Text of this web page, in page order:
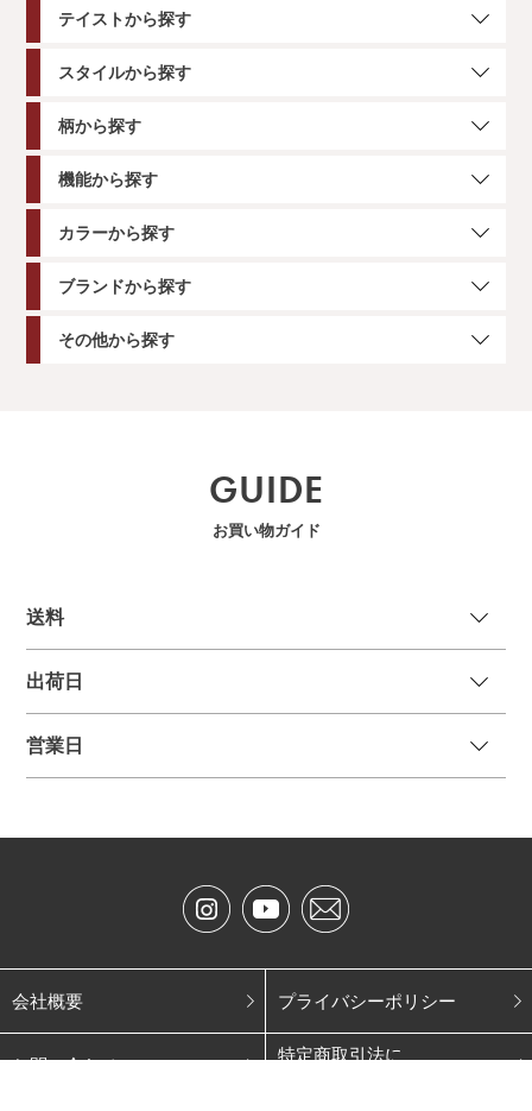
テイストから探す
スタイルから探す
柄から探す
機能から探す
カラーから探す
ブランドから探す
その他から探す
GUIDE
お買い物ガイド
送料
出荷日
営業日
会社概要
特定商取引法に
プライバシーポリシー
お問い合わせ